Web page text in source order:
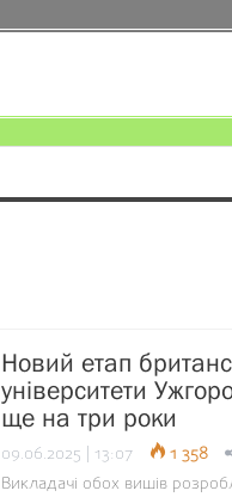
Новий етап
університети
ще на три роки
09.06.2025 | 13:07 1 358
Викладачі обох вишів